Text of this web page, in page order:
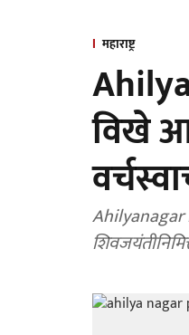
महाराष्ट्र
विखे
Ahilyanagar